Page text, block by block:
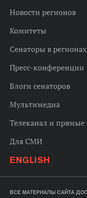
Новости регионов
Комитеты
Сенаторы в регионах
Пресс-конференции
Блоги сенаторов
Мультимедиа
Телеканал и прямые
Для СМИ
ENGLISH
ВСЕ МАТЕРИАЛЫ САЙТА